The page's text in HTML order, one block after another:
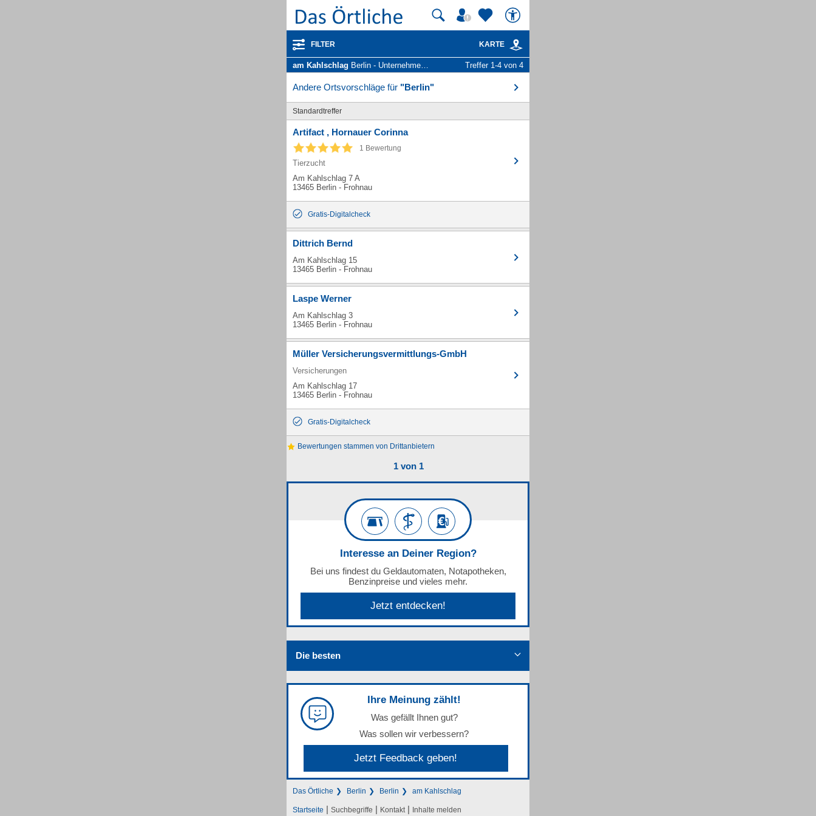
FILTER KARTE
am Kahlschlag Berlin - Unternehmen und Personen Treffer 1-4 von 4
Andere Ortsvorschläge für "Berlin"
Standardtreffer
Artifact , Hornauer Corinna
1 Bewertung
Tierzucht
Am Kahlschlag 7 A
13465 Berlin - Frohnau
Gratis-Digitalcheck
Dittrich Bernd
Am Kahlschlag 15
13465 Berlin - Frohnau
Laspe Werner
Am Kahlschlag 3
13465 Berlin - Frohnau
Müller Versicherungsvermittlungs-GmbH
Versicherungen
Am Kahlschlag 17
13465 Berlin - Frohnau
Gratis-Digitalcheck
Bewertungen stammen von Drittanbietern
1 von 1
Interesse an Deiner Region?
Bei uns findest du Geldautomaten, Notapotheken,
Benzinpreise und vieles mehr.
Jetzt entdecken!
Die besten
Ihre Meinung zählt!
Was gefällt Ihnen gut?
Was sollen wir verbessern?
Jetzt Feedback geben!
Das Örtliche Berlin Berlin am Kahlschlag
Startseite | Suchbegriffe | Kontakt | Inhalte melden